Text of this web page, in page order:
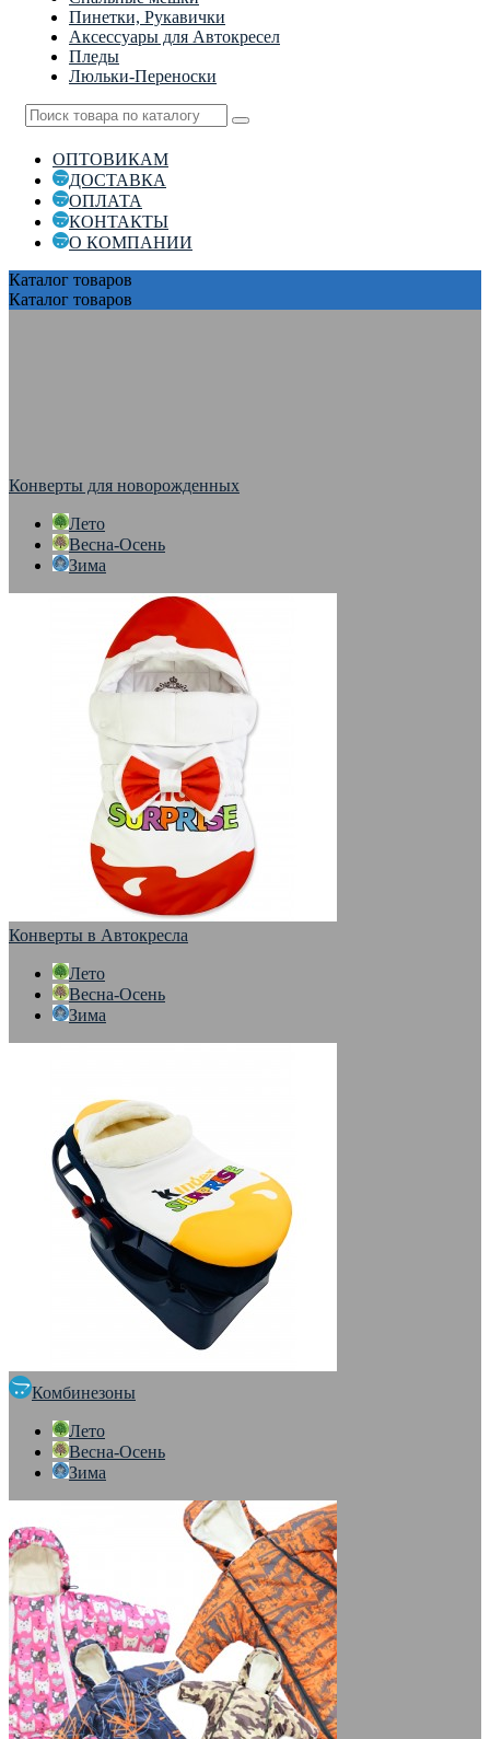
Пинетки, Рукавички
Аксессуары для Автокресел
Пледы
Люльки-Переноски
ОПТОВИКАМ
ДОСТАВКА
ОПЛАТА
КОНТАКТЫ
О КОМПАНИИ
Каталог товаров
Каталог товаров
Конверты для новорожденных
Лето
Весна-Осень
Зима
Конверты в Автокресла
Лето
Весна-Осень
Зима
Комбинезоны
Лето
Весна-Осень
Зима